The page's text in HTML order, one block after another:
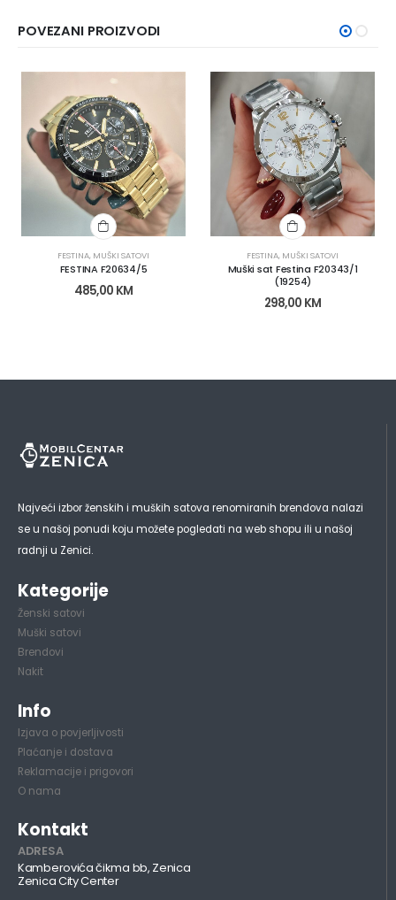
POVEZANI PROIZVODI
FESTINA, MUŠKI SATOVI
FESTINA F20634/5
485,00 KM
FESTINA, MUŠKI SATOVI
Muški sat Festina F20343/1
(19254)
298,00 KM
Najveći izbor ženskih i muških satova renomiranih brendova nalazi
se u našoj ponudi koju možete pogledati na web shopu ili u našoj
radnji u Zenici.
Kategorije
Ženski satovi
Muški satovi
Brendovi
Nakit
Info
Izjava o povjerljivosti
Plaćanje i dostava
Reklamacije i prigovori
O nama
Kontakt
ADRESA
Kamberovića čikma bb, Zenica
Zenica City Center